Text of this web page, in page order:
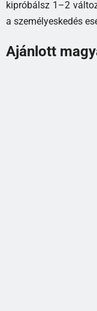
kipróbálsz 1–2
a személyeskedés
Ajánlott